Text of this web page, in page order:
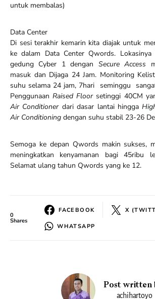
untuk membalas)
Data Center
Di sesi terakhir kemarin kita diajak untuk
ke dalam Data Center Qwords.
gedung Cyber 1 dengan Secure Access
masuk dan Dijaga 24 Jam. Monitoring
suhu selama 24 jam, 7hari seminggu
PenggunaanRaised Floorsetinggi 40CM
Air Conditionerdari dasar lantai hingga
Air Conditioning dengan suhu stabil 23-26
Semoga ke depan Qwords makin sukses,
meningkatkan kenyamanan bagi 45ribu
Selamat ulang tahun Qwords yang ke 12.
0
Shares
FACEBOOK X
WHATSAPP
Post written
achihartoyo